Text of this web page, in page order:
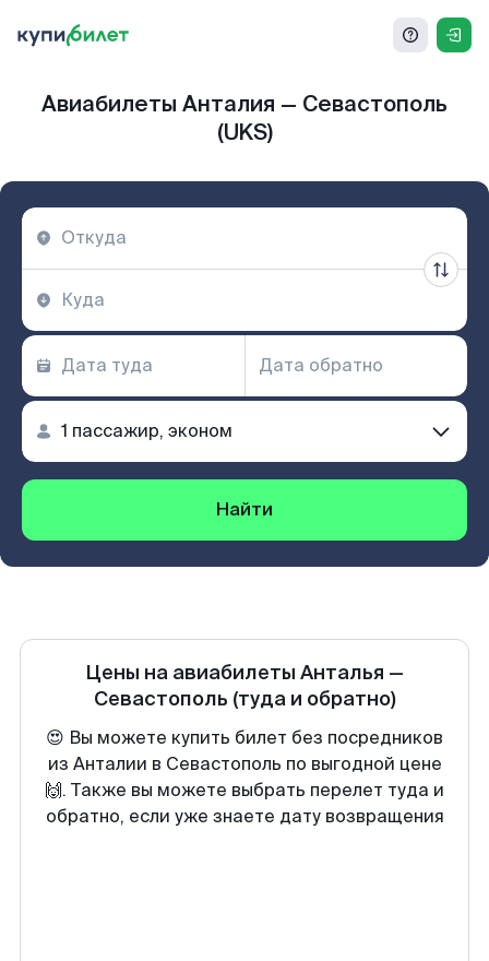
Авиабилеты Анталия — Севастополь
(UKS)
Найти
Цены на авиабилеты Анталья —
Севастополь (туда и обратно)
😍 Вы можете купить билет без посредников
из Анталии в Севастополь по выгодной цене
🙌. Также вы можете выбрать перелет туда и
обратно, если уже знаете дату возвращения